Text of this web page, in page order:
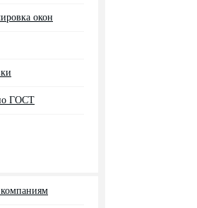
окон
ГОСТ